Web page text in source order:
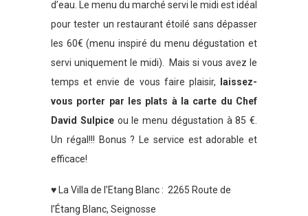
d’eau. Le menu du marché servi le midi est idéal
pour tester un restaurant étoilé sans dépasser
les 60€ (menu inspiré du menu dégustation et
servi uniquement le midi). Mais si vous avez le
temps et envie de vous faire plaisir, laissez-
vous porter par les plats à la carte du Chef
David Sulpiceou le menu dégustation à 85 €.
Un régal!!! Bonus ? Le service est adorable et
efficace!
♥ La Villa de l’Etang Blanc : 2265 Route de
l’Étang Blanc, Seignosse